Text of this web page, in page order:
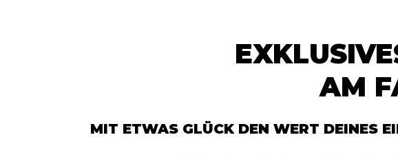
AM
MIT ETWAS GLÜCK DEN WERT DEINES